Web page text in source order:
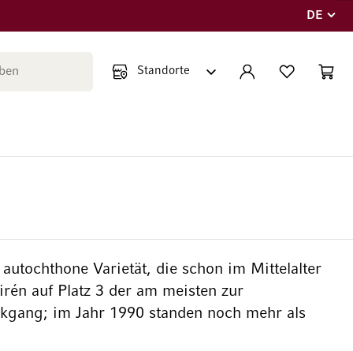
Sprache
DE
KONTO WUNSCHLISTE
Varietät, die schon im Mittelalter
auf Platz 3 der am meisten zur
im Jahr 1990 standen noch mehr als